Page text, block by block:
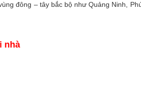
đông – tây bắc bộ như Quảng Ninh,
nhà